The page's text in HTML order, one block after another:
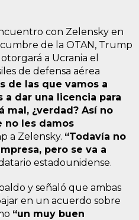
con Zelensky en
de la OTAN, Trump
a Ucrania el
de defensa aérea
de las que vamos a
a dar una licencia para
mal, ¿verdad? Así no
no les damos
a Zelensky. “Todavía no
pero se va a
estadounidense.
y señaló que ambas
en un acuerdo sobre
“un muy buen